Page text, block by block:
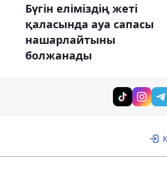
Бүгін еліміздің жеті
қаласында ауа сапасы
нашарлайтыны
болжанады